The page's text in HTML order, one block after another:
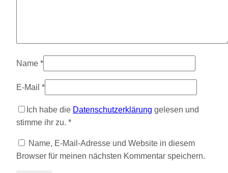
Name *
E-Mail *
Ich habe die Datenschutzerklärung gelesen und
stimme ihr zu. *
Name, E-Mail-Adresse und Website in diesem
Browser für meinen nächsten Kommentar speichern.